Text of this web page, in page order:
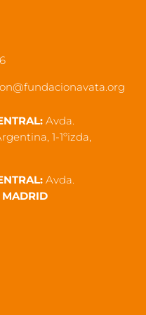
Avda.
1-1ºizda,
Avda.
MADRID